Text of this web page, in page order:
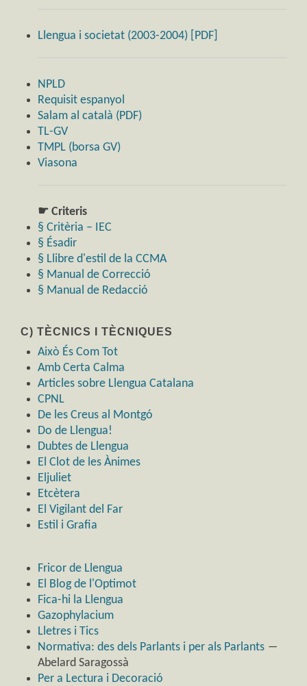
Llengua i societat (2003-2004) [PDF]
NPLD
Requisit espanyol
Salam al català (PDF)
TL-GV
TMPL (borsa GV)
Viasona
☛ Criteris
§ Critèria – IEC
§ Ésadir
§ Llibre d'estil de la CCMA
§ Manual de Correcció
§ Manual de Redacció
C) TÈCNICS I TÈCNIQUES
Això És Com Tot
Amb Certa Calma
Articles sobre Llengua Catalana
CPNL
De les Creus al Montgó
Do de Llengua!
Dubtes de Llengua
El Clot de les Ànimes
Eljuliet
Etcètera
El Vigilant del Far
Estil i Grafia
Fricor de Llengua
El Blog de l'Optimot
Fica-hi la Llengua
Gazophylacium
Lletres i Tics
Normativa: des dels Parlants i per als Parlants ―
Abelard Saragossà
Per a Lectura i Decoració